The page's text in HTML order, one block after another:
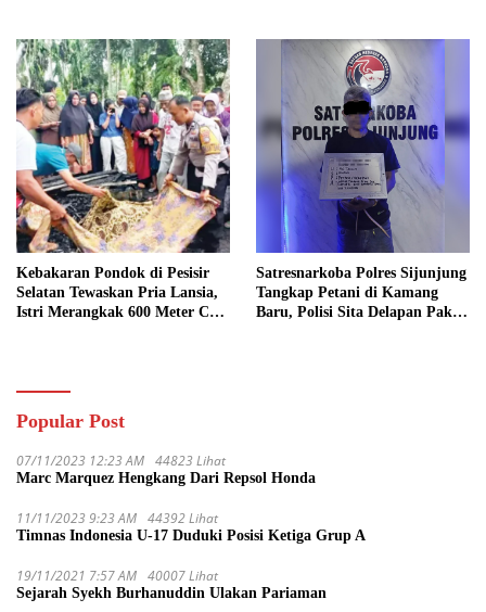
Kebakaran Pondok di Pesisir
Selatan Tewaskan Pria Lansia,
Istri Merangkak 600 Meter Cari
Satresnarkoba Polres Sijunjung
Tangkap Petani di Kamang
Baru, Polisi Sita Delapan Paket
Popular Post
07/11/2023 12:23 AM 44823 Lihat
Marc Marquez Hengkang Dari Repsol Honda
11/11/2023 9:23 AM 44392 Lihat
Timnas Indonesia U-17 Duduki Posisi Ketiga Grup A
19/11/2021 7:57 AM 40007 Lihat
Sejarah Syekh Burhanuddin Ulakan Pariaman